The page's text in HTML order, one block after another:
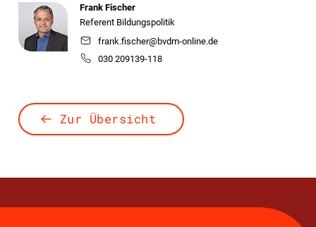
Frank Fischer
Referent Bildungspolitik
frank.fischer@bvdm-online.de
030 209139-118
Zur Übersicht